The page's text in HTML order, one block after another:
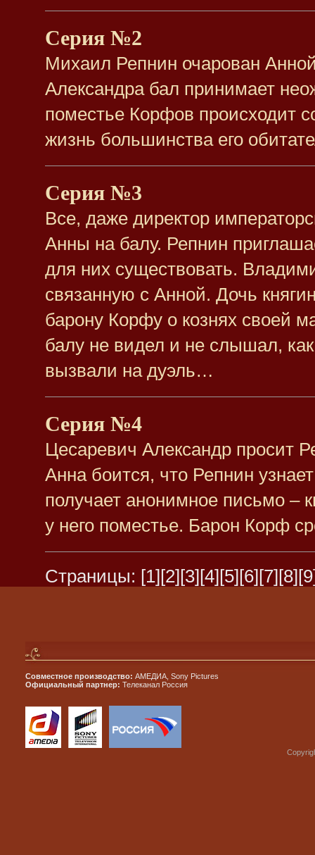
Серия №2
Михаил Репнин очарован
Александра бал принимает
поместье Корфов происходит
жизнь большинства его
Серия №3
Все, даже директор
Анны на балу. Репнин
для них существовать.
связанную с Анной. Дочь
барону Корфу о кознях своей
балу не видел и не слышал,
вызвали на дуэль…
Серия №4
Цесаревич Александр просит
Анна боится, что Репнин
получает анонимное письмо –
у него поместье. Барон Корф
Страницы: [1] [2] [3] [4] [5] [6] [7] [8]
Совместное производство: АМЕДИА, Sony Pictures
Официальный партнер: Телеканал Россия